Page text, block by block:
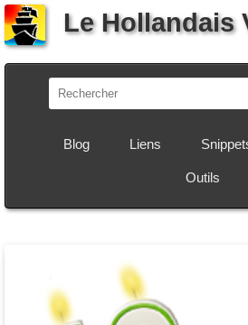
Le Hollandais
Blog Liens
Outils